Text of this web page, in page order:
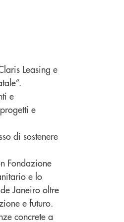
Leasing e
e
e
di sostenere
Fondazione
e lo
Janeiro oltre
e futuro.
concrete a